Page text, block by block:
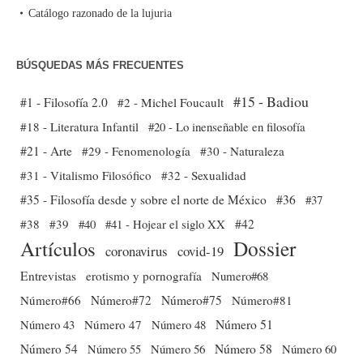
Catálogo razonado de la lujuria
BÚSQUEDAS MÁS FRECUENTES
#1 - Filosofía 2.0 #2 - Michel Foucault #15 - Badiou
#18 - Literatura Infantil #20 - Lo inenseñable en filosofía
#21 - Arte #29 - Fenomenología
#30 - Naturaleza
#31 - Vitalismo Filosófico
#32 - Sexualidad
#35 - Filosofía desde y sobre el norte de México #36 #37
#38
#39 #40 #41 - Hojear el siglo XX #42
Artículos coronavirus covid-19 Dossier
Entrevistas erotismo y pornografía
Numero#68
Número#66
Número#72 Número#75
Número#81
Número 43 Número 47 Número 48 Número 51
Número 54 Número 55 Número 56 Número 58
Número 60